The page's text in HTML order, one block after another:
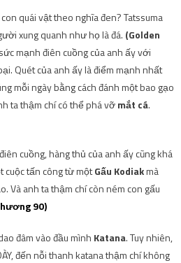
quái vật theo nghĩa đen? Tatssuma
xung quanh như họlà đá. (Golden
mạnh điên cuồng của anh ấy với
Quét của anh ấy là điểm mạnh nhất
mỗi ngày bằng cách đánh một bao gạo
ta thậm chí có thể phá vỡmắt cá.
cuồng, hàng thủ của anh ấy cũng khá
cuộc tấn công từ mộtGấu Kodiakmà
Và anh ta thậm chí còn ném con gấu
90)
đâm vào đầu mình Katana. Tuy nhiên,
đến nỗi thanh katana thậm chí không